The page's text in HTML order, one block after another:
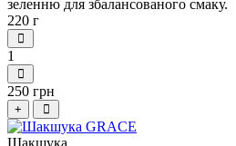
зеленню для збалансованого смаку.
220 г
1
250 грн
+